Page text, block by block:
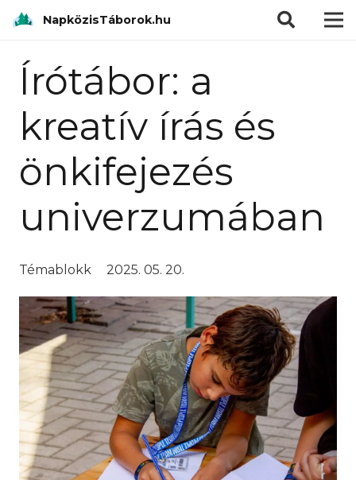
NapközisTáborok.hu
Írótábor: a
kreatív írás és
önkifejezés
univerzumában
Témablokk 2025. 05. 20.